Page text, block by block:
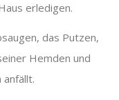
erledigen.
das Putzen,
Hemden und
anfällt.